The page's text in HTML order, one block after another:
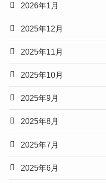
2026年1月
2025年12月
2025年11月
2025年10月
2025年9月
2025年8月
2025年7月
2025年6月